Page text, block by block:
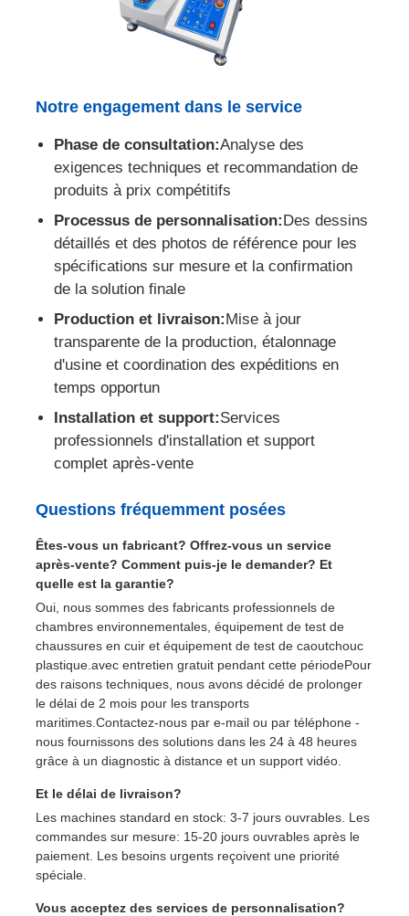
Notre engagement dans le service
Phase de consultation:Analyse des
exigences techniques et recommandation de
produits à prix compétitifs
Processus de personnalisation:Des dessins
détaillés et des photos de référence pour les
spécifications sur mesure et la confirmation
de la solution finale
Production et livraison:Mise à jour
transparente de la production, étalonnage
d'usine et coordination des expéditions en
temps opportun
Installation et support:Services
professionnels d'installation et support
complet après-vente
Questions fréquemment posées
Êtes-vous un fabricant? Offrez-vous un service
après-vente? Comment puis-je le demander? Et
quelle est la garantie?
Oui, nous sommes des fabricants professionnels de
chambres environnementales, équipement de test de
chaussures en cuir et équipement de test de caoutchouc
plastique.avec entretien gratuit pendant cette périodePour
des raisons techniques, nous avons décidé de prolonger
le délai de 2 mois pour les transports
maritimes.Contactez-nous par e-mail ou par téléphone -
nous fournissons des solutions dans les 24 à 48 heures
grâce à un diagnostic à distance et un support vidéo.
Et le délai de livraison?
Les machines standard en stock: 3-7 jours ouvrables. Les
commandes sur mesure: 15-20 jours ouvrables après le
paiement. Les besoins urgents reçoivent une priorité
spéciale.
Vous acceptez des services de personnalisation?